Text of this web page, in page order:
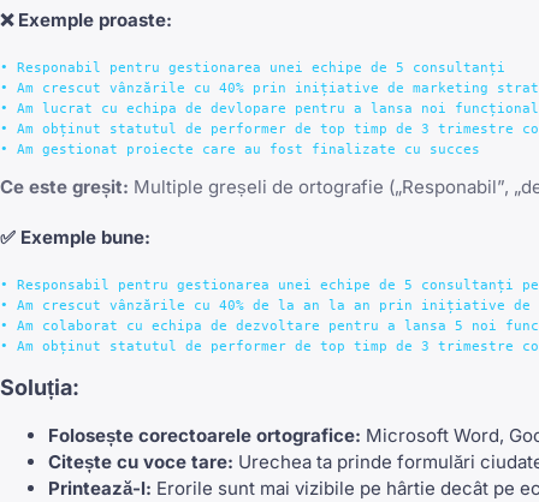
❌ Exemple proaste:
• Responabil pentru gestionarea unei echipe de 5 consultanți
• Am crescut vânzările cu 40% prin inițiative de marketing
• Am lucrat cu echipa de devlopare pentru a lansa noi
• Am obținut statutul de performer de top timp de 3 trimestre
Ce este greșit: Multiple greșeli de ortografie („Responabil”,
✅ Exemple bune:
• Responsabil pentru gestionarea unei echipe de 5 consultanți
• Am crescut vânzările cu 40% de la an la an prin inițiative
• Am colaborat cu echipa de dezvoltare pentru a lansa 5 noi
Soluția:
Folosește corectoarele ortografice: Microsoft Word,
Citește cu voce tare: Urechea ta prinde formulări
Printează-l: Erorile sunt mai vizibile pe hârtie decât pe